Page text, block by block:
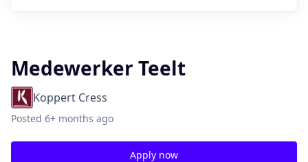
Medewerker Teelt
Koppert Cress
Posted 6+ months ago
Apply now